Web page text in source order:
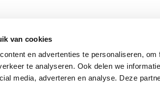
van cookies
en advertenties te personaliseren,
te analyseren. Ook delen we
media, adverteren en analyse. Deze